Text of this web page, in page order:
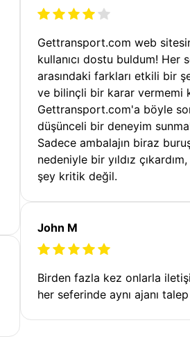
Gettransport.com web
kullanıcı dostu buldum! Her
arasındaki farkları etkili bir
ve bilinçli bir karar vermemi
Gettransport.com'a böyle
düşünceli bir deneyim
Sadece ambalajın biraz
nedeniyle bir yıldız
şey kritik değil.
John M
Birden fazla kez onlarla
her seferinde aynı ajanı